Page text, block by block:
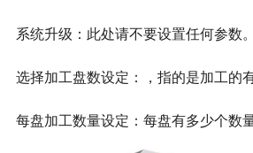
系统升级：此处请不要设置任何参数。
选择加工盘数设定：，指的是加工的
每盘加工数量设定：每盘有多少个数量